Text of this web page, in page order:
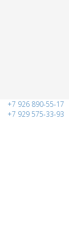
+7 926 890-55-17
+7 929 575-33-93